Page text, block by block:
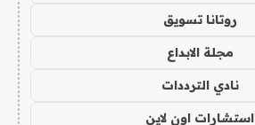
روتانا تسويق
مجلة الابداع
نادي الترددات
استشارات اون لاين